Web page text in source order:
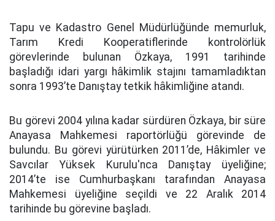
Tapu ve Kadastro Genel Müdürlüğünde memurluk,
Tarım Kredi Kooperatiflerinde kontrolörlük
görevlerinde bulunan Özkaya, 1991 tarihinde
başladığı idari yargı hâkimlik stajını tamamladıktan
sonra 1993’te Danıştay tetkik hâkimliğine atandı.
Bu görevi 2004 yılına kadar sürdüren Özkaya, bir süre
Anayasa Mahkemesi raportörlüğü görevinde de
bulundu. Bu görevi yürütürken 2011’de, Hâkimler ve
Savcılar Yüksek Kurulu'nca Danıştay üyeliğine;
2014’te ise Cumhurbaşkanı tarafından Anayasa
Mahkemesi üyeliğine seçildi ve 22 Aralık 2014
tarihinde bu görevine başladı.